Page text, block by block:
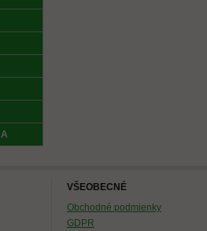
VŠEOBECNÉ
Obchodné podmienky
GDPR